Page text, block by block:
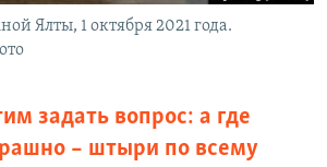
Ялты, 1 октября 2021 года.
задать вопрос: а где
– штыри по всему